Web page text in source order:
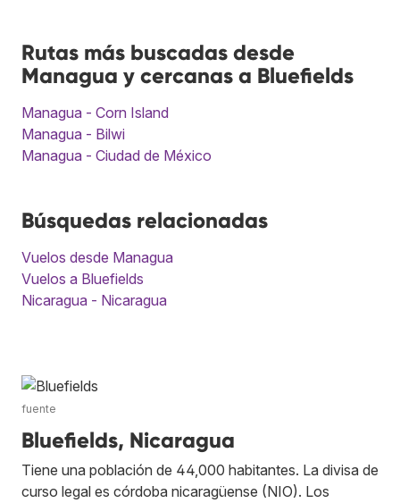
Rutas más buscadas desde
Managua y cercanas a Bluefields
Managua - Corn Island
Managua - Bilwi
Managua - Ciudad de México
Búsquedas relacionadas
Vuelos desde Managua
Vuelos a Bluefields
Nicaragua - Nicaragua
fuente
Bluefields, Nicaragua
Tiene una población de 44,000 habitantes. La divisa de
curso legal es córdoba nicaragüense (NIO). Los